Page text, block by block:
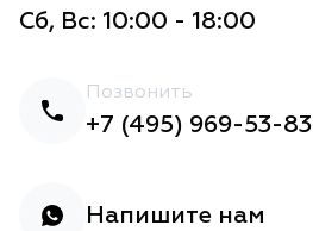
Сб, Вс: 10:00 - 18:00
Позвонить
+7 (495) 969-53-83
Напишите нам